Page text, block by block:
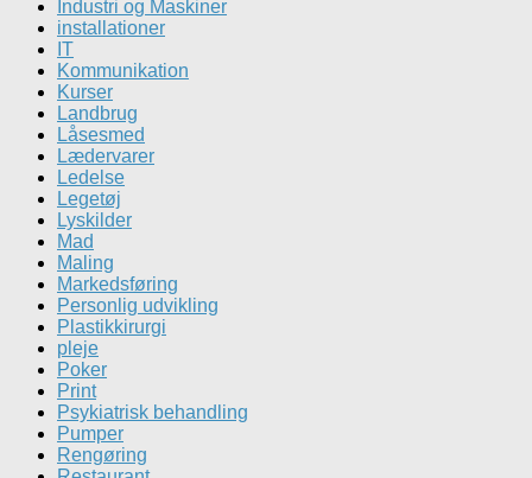
Industri og Maskiner
installationer
IT
Kommunikation
Kurser
Landbrug
Låsesmed
Lædervarer
Ledelse
Legetøj
Lyskilder
Mad
Maling
Markedsføring
Personlig udvikling
Plastikkirurgi
pleje
Poker
Print
Psykiatrisk behandling
Pumper
Rengøring